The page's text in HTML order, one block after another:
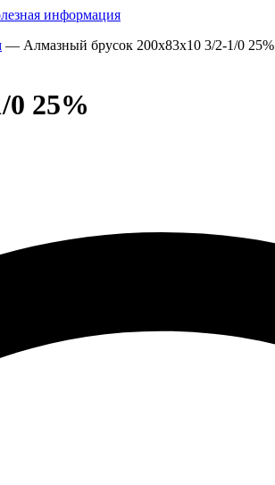
информация
— Алмазный брусок 200х83х10 3/2-1/0 25%
0 25%